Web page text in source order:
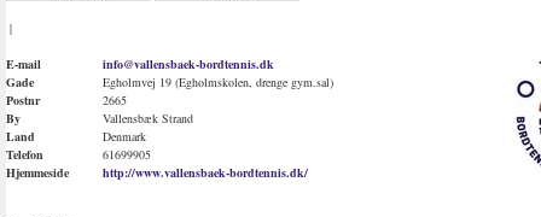
|
E-mail
info@vallensbaek-bordtennis.dk
Gade
Egholmvej 19 (Egholmskolen, drenge gym.sal)
Postnr
2665
By
Vallensbæk Strand
Land
Denmark
Telefon
61699905
Hjemmeside
http://www.vallensbaek-bordtennis.dk/